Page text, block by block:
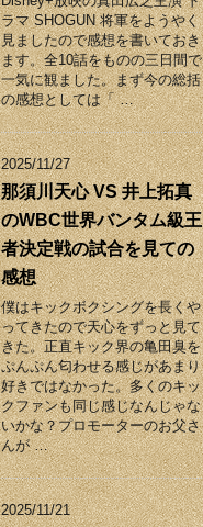
ラマ SHOGUN 将軍をようやく
見ましたので感想を書いておき
ます。全10話をものの三日間で
一気に観ました。まず今の総括
の感想としては「 …
2025/11/27
那須川天心 VS 井上拓真
のWBC世界バンタム級王
者決定戦の試合を見ての
感想
僕はキックボクシングを長くや
ってきたので天心をずっと見て
きた。正直キック界の亀田臭を
ぷんぷん匂わせる感じがあまり
好きではなかった。多くのキッ
クファンも同じ感じなんじゃな
いかな？プロモーターのお父さ
んが …
2025/11/21